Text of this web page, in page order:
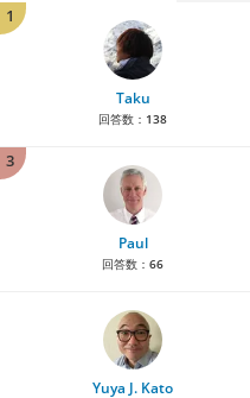
1
Taku
回答数： 138
3
Paul
回答数： 66
Yuya J. Kato